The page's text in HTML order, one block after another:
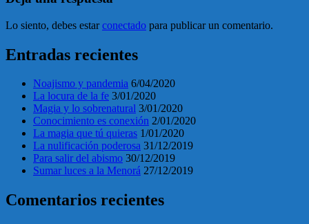
Lo siento, debes estarconectado para publicar un comentario.
Entradas recientes
Noajismo y pandemia 6/04/2020
La locura de la fe 3/01/2020
Magia y lo sobrenatural 3/01/2020
Conocimiento es conexión 2/01/2020
La magia que tú quieras 1/01/2020
La nulificación poderosa 31/12/2019
Para salir del abismo 30/12/2019
Sumar luces a la Menorá 27/12/2019
Comentarios recientes